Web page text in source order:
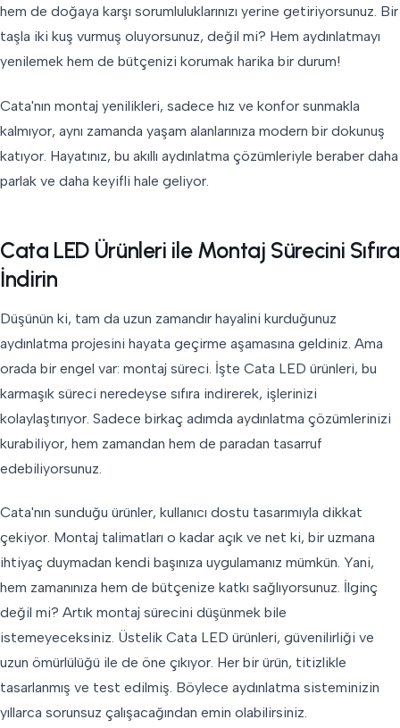
hem de doğaya karşı sorumluluklarınızı yerine getiriyorsunuz. Bir
taşla iki kuş vurmuş oluyorsunuz, değil mi? Hem aydınlatmayı
yenilemek hem de bütçenizi korumak harika bir durum!
Cata'nın montaj yenilikleri, sadece hız ve konfor sunmakla
kalmıyor, aynı zamanda yaşam alanlarınıza modern bir dokunuş
katıyor. Hayatınız, bu akıllı aydınlatma çözümleriyle beraber daha
parlak ve daha keyifli hale geliyor.
Cata LED Ürünleri ile Montaj Sürecini Sıfıra
İndirin
Düşünün ki, tam da uzun zamandır hayalini kurduğunuz
aydınlatma projesini hayata geçirme aşamasına geldiniz. Ama
orada bir engel var: montaj süreci. İşte Cata LED ürünleri, bu
karmaşık süreci neredeyse sıfıra indirerek, işlerinizi
kolaylaştırıyor. Sadece birkaç adımda aydınlatma çözümlerinizi
kurabiliyor, hem zamandan hem de paradan tasarruf
edebiliyorsunuz.
Cata'nın sunduğu ürünler, kullanıcı dostu tasarımıyla dikkat
çekiyor. Montaj talimatları o kadar açık ve net ki, bir uzmana
ihtiyaç duymadan kendi başınıza uygulamanız mümkün. Yani,
hem zamanınıza hem de bütçenize katkı sağlıyorsunuz. İlginç
değil mi? Artık montaj sürecini düşünmek bile
istemeyeceksiniz. Üstelik Cata LED ürünleri, güvenilirliği ve
uzun ömürlülüğü ile de öne çıkıyor. Her bir ürün, titizlikle
tasarlanmış ve test edilmiş. Böylece aydınlatma sisteminizin
yıllarca sorunsuz çalışacağından emin olabilirsiniz.